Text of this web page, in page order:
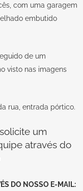
com uma garagem
embutido
de um
visto nas imagens
rua, entrada pórtico.
um
através do
DO NOSSO E-MAIL: